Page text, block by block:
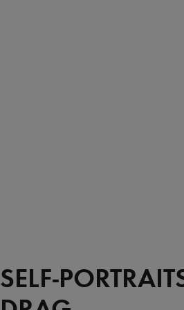
SELF-